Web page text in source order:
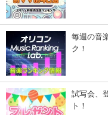
毎週の音
ク！
試写会、
ト！